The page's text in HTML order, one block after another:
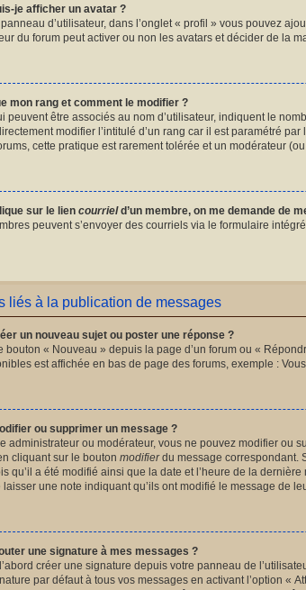
je afficher un avatar ?
d’utilisateur, dans l’onglet « profil » vous pouvez
du forum peut activer ou non les avatars et décider de la
mon rang et comment le modifier ?
peuvent être associés au nom d’utilisateur, indiquent le
modifier l’intitulé d’un rang car il est paramétré
cette pratique est rarement tolérée et un modérateur
sur le lien courrield’un membre, on me demande de
peuvent s’envoyer des courriels via le formulaire
liés à la publication de messages
un nouveau sujet ou poster une réponse ?
bouton « Nouveau » depuis la page d’un forum ou «
est affichée en bas de page des forums, exemple : Vous
ou supprimer un message ?
administrateur ou modérateur, vous ne pouvez modifier
cliquant sur le bouton modifierdu message correspondant.
qu’il a été modifié ainsi que la date et l’heure de la
une note indiquant qu’ils ont modifié le message de
une signature à mes messages ?
créer une signature depuis votre panneau de
par défaut à tous vos messages en activant l’option «